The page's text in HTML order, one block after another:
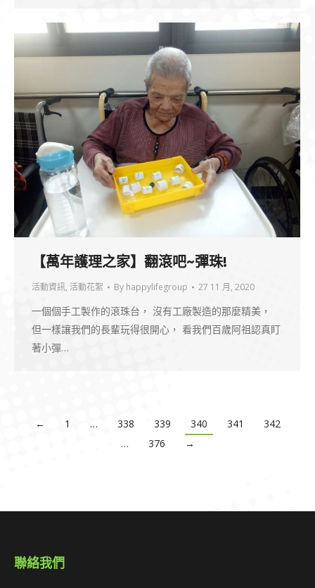
【萬年護理之家】翻滾吧~彈珠!
活動資訊, 活動花絮 By happylifegroup 27 11 月, 2020
一個個手工製作的滾珠台， 沒有工廠製造的那麼精美，
但一樣讓我們的長輩玩得很開心， 看我們百歲阿祖認真盯
著小彈…
← 1 … 338 339 340 341
342
…
376 →
聯絡我們